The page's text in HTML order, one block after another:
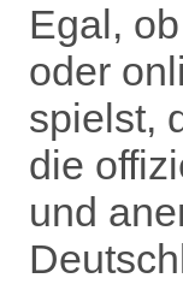
Egal,
oder
spielst,
die
und